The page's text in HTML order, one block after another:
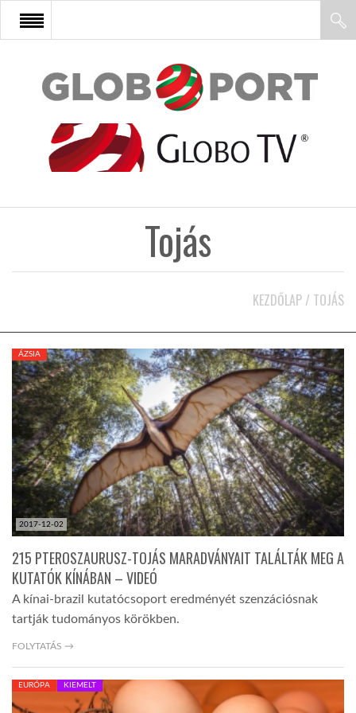
FŐOLDAL
AFRIKA
KÖZEL-KELET
AUSZTRÁLIA
A VILÁG ITTHON
GLOBOTV BP
Tojás
KEZDŐLAP / TOJÁS
2017-12-02
ÁZSIA
215 PTEROSZAURUSZ-TOJÁS MARADVÁNYAIT TALÁLTÁK MEG A
KUTATÓK KÍNÁBAN – VIDEÓ
A kínai-brazil kutatócsoport eredményét szenzációsnak
tartják tudományos körökben.
FOLYTATÁS →
EURÓPA KIEMELT